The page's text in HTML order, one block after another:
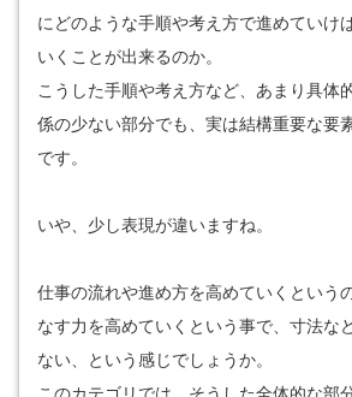
にどのような手順や考え方で進めていけ
いくことが出来るのか。
こうした手順や考え方など、あまり具体
係の少ない部分でも、実は結構重要な要
です。
いや、少し表現が違いますね。
仕事の流れや進め方を高めていくという
なす力を高めていくという事で、寸法な
ない、という感じでしょうか。